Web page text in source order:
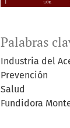
Palabras
Industria del
Prevención
Salud
Fundidora